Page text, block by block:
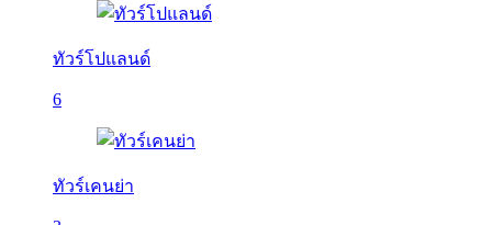
ทัวร์โปแลนด์
6
ทัวร์เคนย่า